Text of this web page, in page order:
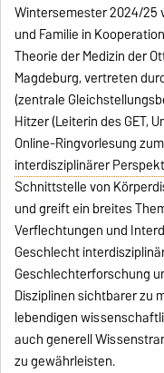
Wintersemester 2024/25
und Familie in
Theorie der Medizin der
Magdeburg, vertreten
(zentrale
Hitzer (Leiterin des GET,
Online-Ringvorlesung
interdisziplinärer
Schnittstelle von
und greift ein breites
Verflechtungen und
Geschlecht
Geschlechterforschung
Disziplinen sichtbarer zu
lebendigen
auch generell
zu gewährleisten.